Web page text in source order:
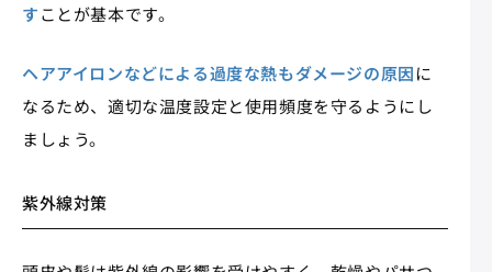
すことが基本です。
ヘアアイロンなどによる過度な熱もダメージの原因に
なるため、適切な温度設定と使用頻度を守るようにし
ましょう。
紫外線対策